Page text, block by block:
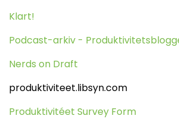
Klart!
Podcast-arkiv -
Nerds on Draft
produktiviteet.libsyn.com
Produktivitéet Survey Form